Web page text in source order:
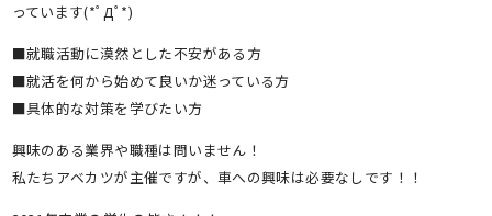
っています(*ﾟДﾟ*)
■就職活動に漠然とした不安がある方
■就活を何から始めて良いか迷っている方
■具体的な対策を学びたい方
興味のある業界や職種は問いません！
私たちアベカツが主催ですが、車への興味は必要なしです！！